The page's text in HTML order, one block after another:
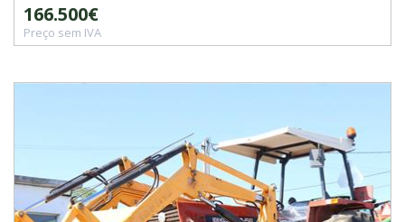
166.500€
Preço sem IVA